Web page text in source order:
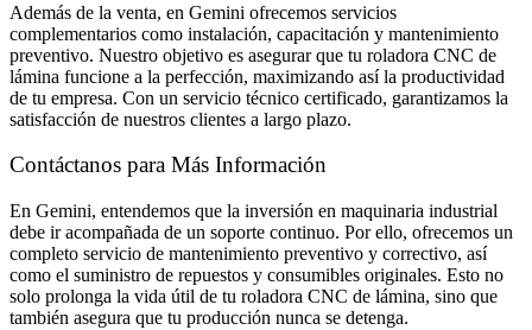
Además de la venta, en Gemini ofrecemos servicios
complementarios como instalación, capacitación y mantenimiento
preventivo. Nuestro objetivo es asegurar que tu roladora CNC de
lámina funcione a la perfección, maximizando así la productividad
de tu empresa. Con un servicio técnico certificado, garantizamos la
satisfacción de nuestros clientes a largo plazo.
Contáctanos para Más Información
En Gemini, entendemos que la inversión en maquinaria industrial
debe ir acompañada de un soporte continuo. Por ello, ofrecemos un
completo servicio de mantenimiento preventivo y correctivo, así
como el suministro de repuestos y consumibles originales. Esto no
solo prolonga la vida útil de tu roladora CNC de lámina, sino que
también asegura que tu producción nunca se detenga.